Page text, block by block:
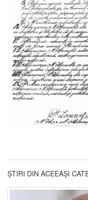
ȘTIRI DIN ACEEAȘI